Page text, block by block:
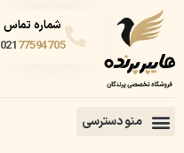
شماره تماس
02177594705